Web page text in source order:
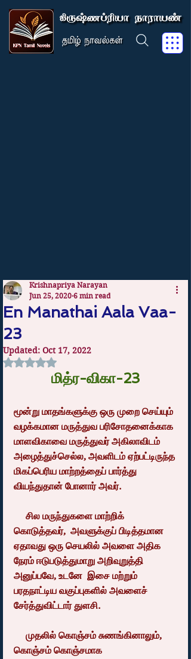
En Manathai Aala Vaa-
23
Krishnapriya Narayan
Jun 25, 2020 6 min read
Updated: Oct 17, 2022
Rated NaN out of 5 stars.
மித்ர-விகா-23
மூன்று மாதங்களுக்கு ஒரு முறை செய்யும்
வழக்கமான மருத்துவ பரிசோதனைக்காக
மாளவிகாவை மருத்துவர் அகிலாவிடம்
அழைத்துச்செல்ல, அவளிடம் ஏற்பட்டிருந்த
மிகப்பெரிய மாற்றத்தைப் பார்த்து
வியந்துதான் போனார் அவர்.
கொடுத்தவர்,  அவளுக்குப் பிடித்தமான
ஏதாவது ஒரு செயலில் அவளை அதிக
நேரம் ஈடுபடுத்துமாறு அறிவுறுத்தி
அனுப்பவே, உடனே  இசை மற்றும்
பரதநாட்டிய வகுப்புகளில் அவளைச்
சேர்த்துவிட்டார் துளசி.
கொஞ்சம் கொஞ்சமாக